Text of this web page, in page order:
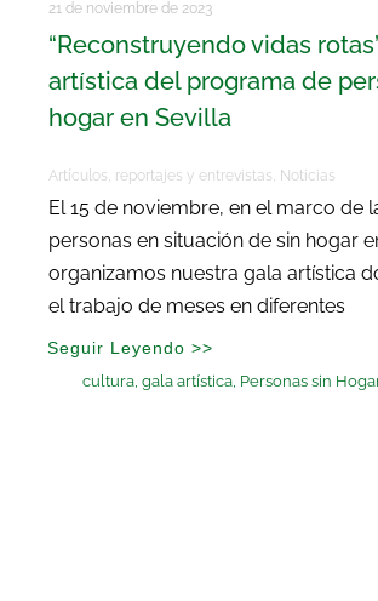
21 de noviembre de 2023
“Reconstruyendo vidas
artística del programa de
hogar en Sevilla
Artículos, reportajes y entrevistas, Noticias
El 15 de noviembre, en el marco de
personas en situación de sin hogar
organizamos nuestra gala artística
el trabajo de meses en diferentes
Seguir Leyendo >>
cultura,gala artística, Personas sin